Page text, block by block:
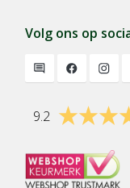
Volg ons op
9.2